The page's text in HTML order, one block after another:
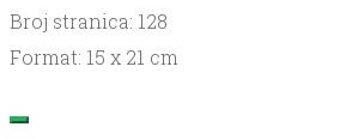
Broj stranica: 128
Format: 15 x 21 cm